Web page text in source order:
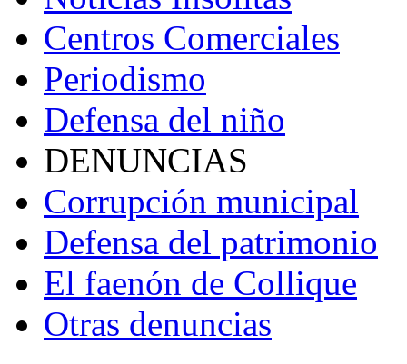
Centros Comerciales
Periodismo
Defensa del niño
DENUNCIAS
Corrupción municipal
Defensa del patrimonio
El faenón de Collique
Otras denuncias